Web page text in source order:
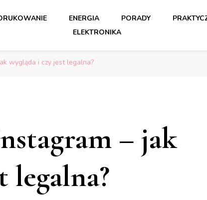
ENERGIA PORADY
ELEKTRONIKA
wygląda i czy jest legalna?
– jak
legalna?